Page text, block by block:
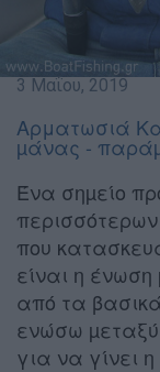
3 Μαΐου, 2019
Αρματωσιά
µάνας -
Ένα σηµείο
που
είναι η
από τα
ενώσω µεταξύ
για να γίνει